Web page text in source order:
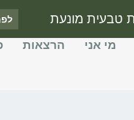
טבעית מונעת
מי אני הרצאות